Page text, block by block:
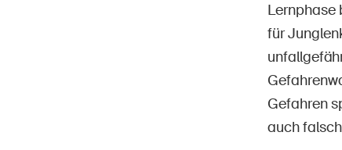
Lernphase
für
Gefahren
auch